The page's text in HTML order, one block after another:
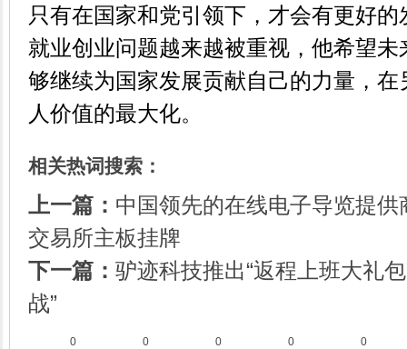
只有在国家和党引领下，才会有更好
就业创业问题越来越被重视，他希望
够继续为国家发展贡献自己的力量，在
人价值的最大化。
相关热词搜索：
上一篇： 中国领先的在线电子导览提
交易所主板挂牌
下一篇： 驴迹科技推出“返程上班大礼
战”
0 0 0 0 0